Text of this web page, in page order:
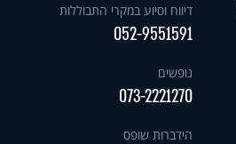
דיווח וסיוע במקרי התבוללות
052-9551591
נופשים
073-2221270
הידברות שופס